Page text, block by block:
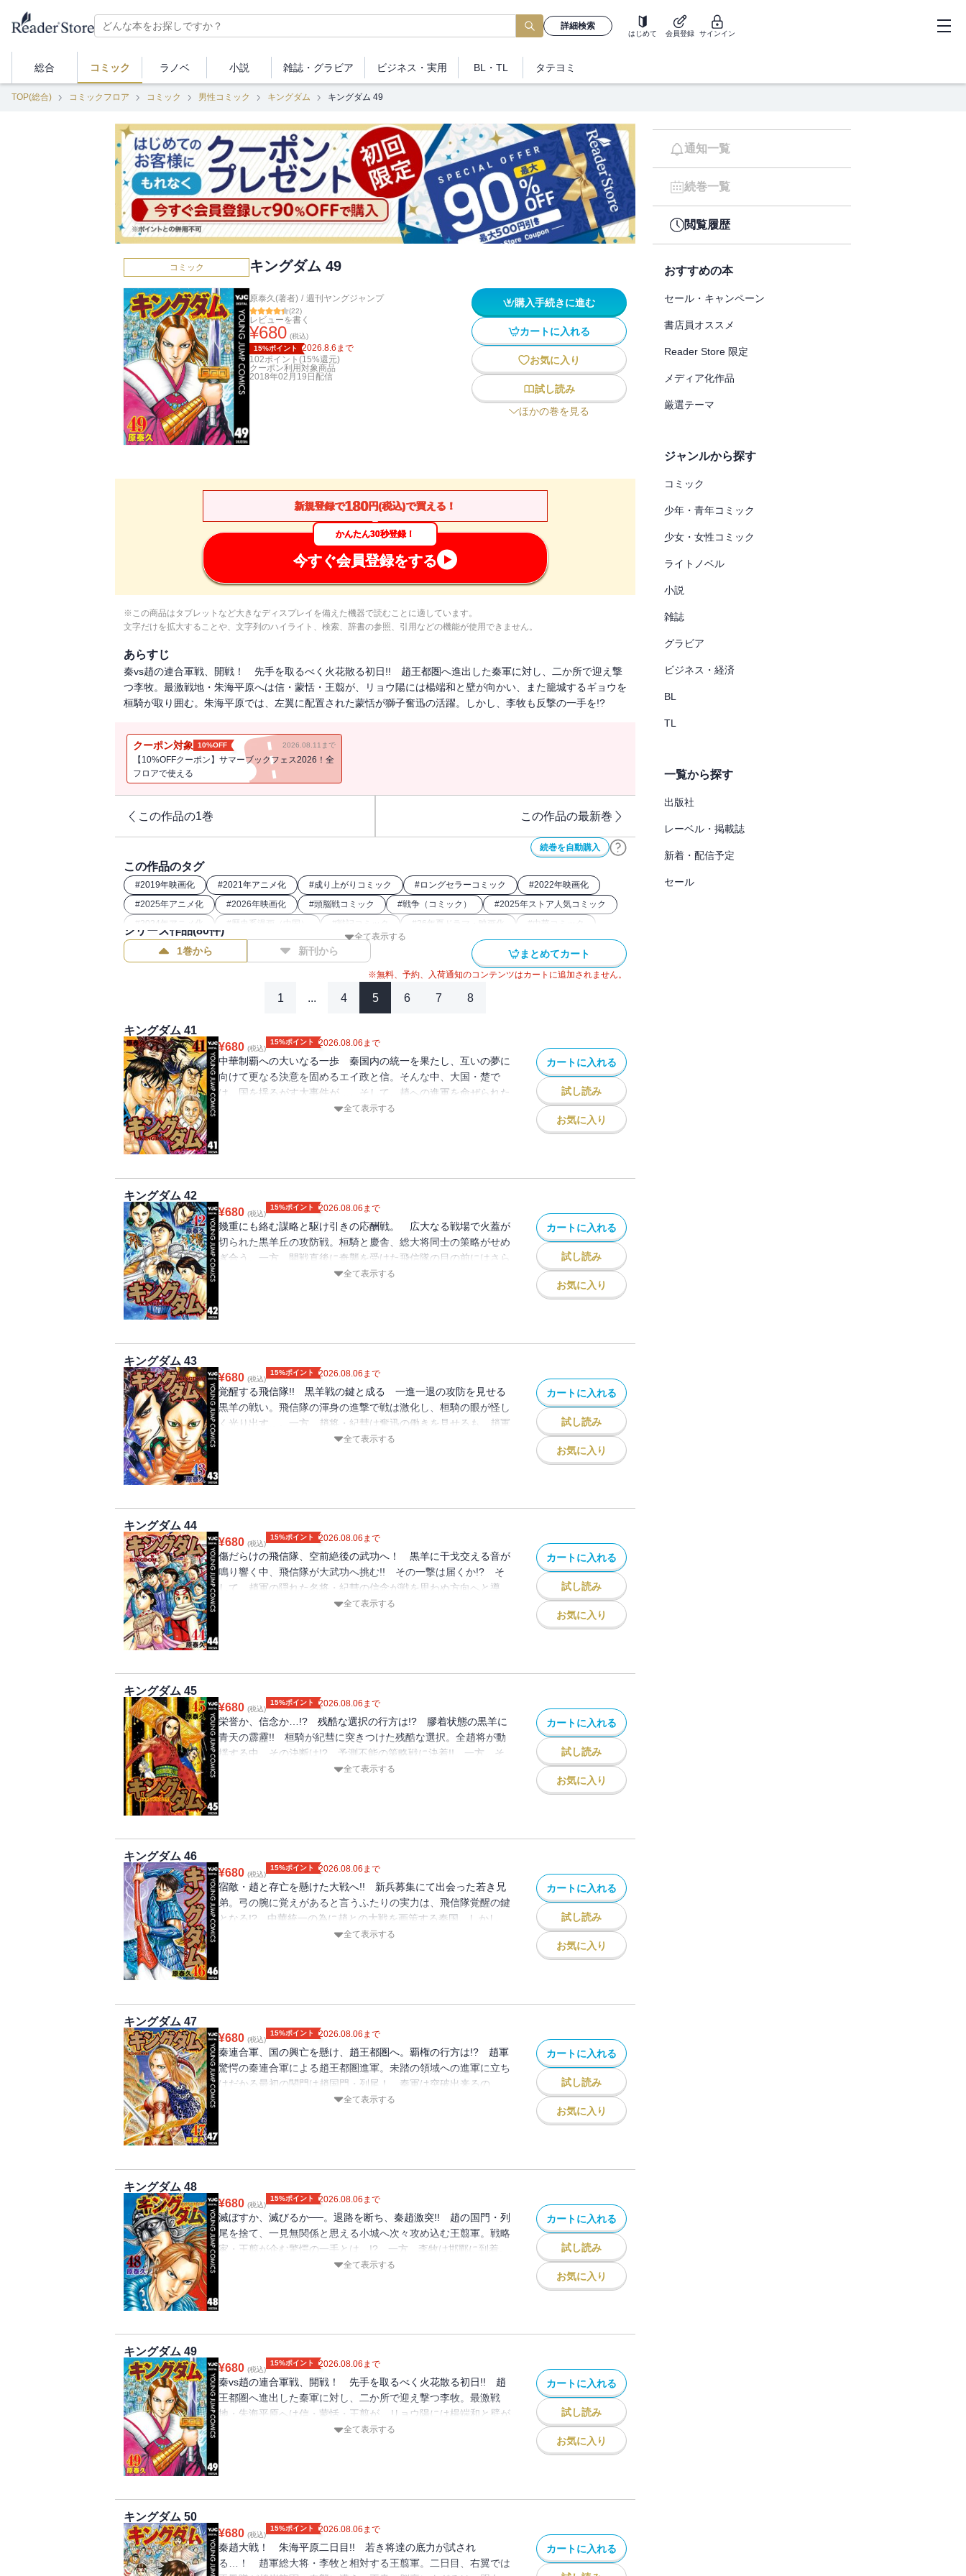
詳細検索
はじめて 会員登録 サインイン
総合 コミック ラノベ 小説 雑誌・ グラビア ビジネス ・実用 BL・TL タテヨミ
TOP(総合) コミックフロア コミック 男性コミック キングダム キングダム 49
コミック キングダム 49
原泰久(著者) / 週刊ヤングジャンプ
(22)
レビューを書く
¥680 (税込)
15%ポイント
2026.8.6 まで
102ポイント(15%還元)
クーポン利用対象商品
2018年02月19日 配信
購入手続きに進む
カートに入れる
お気に入り
試し読み
ほかの巻を見る
新規登録で180円(税込)で買える！
かんたん30秒登録！
今すぐ会員登録をする
※この商品はタブレットなど大きなディスプレイを備えた機器で読むことに適しています。
文字だけを拡大することや、文字列のハイライト、検索、辞書の参照、引用などの機能が使用できません。
あらすじ
秦vs趙の連合軍戦、開戦！ 先手を取るべく火花散る初日!! 趙王都圏へ進出した秦軍に対し、二か所で迎え撃
つ李牧。最激戦地・朱海平原へは信・蒙恬・王翦が、リョウ陽には楊端和と壁が向かい、また籠城するギョウを
桓騎が取り囲む。朱海平原では、左翼に配置された蒙恬が獅子奮迅の活躍。しかし、李牧も反撃の一手を!?
クーポン対象 10%OFF 2026.08.11まで
【10%OFFクーポン】サマーブックフェス2026！全
フロアで使える
この作品の1巻 この作品の最新巻
続巻を自動購入
この作品のタグ
#2019年映画化 #2021年アニメ化 #成り上がりコミック #ロングセラーコミック #2022年映画化
#2025年アニメ化 #2026年映画化 #頭脳戦コミック #戦争（コミック） #2025年ストア人気コミック
#2024年アニメ化 # 歴史系漫画（中国） #戦記コミック #26年夏ドラマ・映画化 # 中華コミック
#2022年アニメ化 #歴史漫画 #2020年アニメ化 # キングダム関連作 #アニメ化
#26年春ドラマ・映画化 #2023年映画化 #2024年映画化
全て表示する
シリーズ作品(80件)
1巻から 新刊から まとめてカート
※無料、予約、入荷通知のコンテンツはカートに追加されません。
1 ... 4 5 6 7 8
キングダム 41
¥680 (税込)
15%ポイント 2026.08.06 まで
中華制覇への大いなる一歩 秦国内の統一を果たし、互いの夢に
向けて更なる決意を固めるエイ政と信。そんな中、大国・楚で
は、国を揺るがす大事件が…。そして、趙への進軍を命ぜられた
飛信隊の目の前に現れた驚愕の友軍とは…!?
全て表示する
カートに入れる
試し読み
お気に入り
キングダム 42
¥680 (税込)
15%ポイント 2026.08.06 まで
幾重にも絡む謀略と駆け引きの応酬戦。 広大なる戦場で火蓋が
切られた黒羊丘の攻防戦。桓騎と慶舎、総大将同士の策略がせめ
ぎ合う。一方、開戦直後に奇襲を受けた飛信隊の目の前にはさら
全て表示する
カートに入れる
試し読み
お気に入り
キングダム 43
¥680 (税込)
15%ポイント 2026.08.06 まで
覚醒する飛信隊!! 黒羊戦の鍵と成る 一進一退の攻防を見せる
黒羊の戦い。飛信隊の渾身の進撃で戦は激化し、桓騎の眼が怪し
く光り出す…。一方、趙将・紀彗は奮迅の働きを見せるも、趙軍
総大将・慶舎が予期せぬ行動に…!! 黒羊中を激熱が包む!!
全て表示する
カートに入れる
試し読み
お気に入り
キングダム 44
¥680 (税込)
15%ポイント 2026.08.06 まで
傷だらけの飛信隊、空前絶後の武功へ！ 黒羊に干戈交える音が
鳴り響く中、飛信隊が大武功へ挑む!! その一撃は届くか!? そ
して、趙軍の隠れた名将・紀彗の信念が戦を思わぬ方向へと導
く!! 沈黙を破った桓騎の奇策が秦趙両軍に巨大な影を落と
全て表示する
カートに入れる
試し読み
お気に入り
キングダム 45
¥680 (税込)
15%ポイント 2026.08.06 まで
栄誉か、信念か…!? 残酷な選択の行方は!? 膠着状態の黒羊に
青天の霹靂!! 桓騎が紀彗に突きつけた残酷な選択。全趙将が動
揺する中、その決断は!? 予測不能の策略戦に決着!! 一方、そ
の模様を見据える者は…!? さらには、咸陽中を騒然とさせる、
全て表示する
カートに入れる
試し読み
お気に入り
キングダム 46
¥680 (税込)
15%ポイント 2026.08.06 まで
宿敵・趙と存亡を懸けた大戦へ!! 新兵募集にて出会った若き兄
弟。弓の腕に覚えがあると言うふたりの実力は、飛信隊覚醒の鍵
となる!? 中華統一の為に趙との大戦を画策する秦国。しかし、
趙宰相・李牧の実力を前に打つ手が見出せない。一大決戦を前に
全て表示する
カートに入れる
試し読み
お気に入り
キングダム 47
¥680 (税込)
15%ポイント 2026.08.06 まで
秦連合軍、国の興亡を懸け、趙王都圏へ。覇権の行方は!? 趙軍
驚愕の秦連合軍による趙王都圏進軍。未踏の領域への進軍に立ち
はだかる最初の関門は趙国門・列尾！ 秦軍は突破出来るの
か…!? さらに今決戦の最大の攻略標的地・ギョウをめぐる王翦
全て表示する
カートに入れる
試し読み
お気に入り
キングダム 48
¥680 (税込)
15%ポイント 2026.08.06 まで
滅ぼすか、滅びるか──。退路を断ち、秦趙激突!! 趙の国門・列
尾を捨て、一見無関係と思える小城へ次々攻め込む王翦軍。戦略
家・王翦が企む驚愕の一手とは…!? 一方、李牧は邯鄲に到着。
秦軍を迎え撃つべく王都を奔走するが…!? 秦趙の行く末を懸け
全て表示する
カートに入れる
試し読み
お気に入り
キングダム 49
¥680 (税込)
15%ポイント 2026.08.06 まで
秦vs趙の連合軍戦、開戦！ 先手を取るべく火花散る初日!! 趙
王都圏へ進出した秦軍に対し、二か所で迎え撃つ李牧。最激戦
地・朱海平原へは信・蒙恬・王翦が、リョウ陽には楊端和と壁が
向かい、また籠城するギョウを桓騎が取り囲む。朱海平原では、
全て表示する
カートに入れる
試し読み
お気に入り
キングダム 50
¥680 (税込)
15%ポイント 2026.08.06 まで
秦趙大戦！ 朱海平原二日目!! 若き将達の底力が試され
る…！ 趙軍総大将・李牧と相対する王翦軍。二日目、右翼では
カートに入れる
通知一覧
続巻一覧
閲覧履歴
おすすめの本
セール・キャンペーン
書店員オススメ
Reader Store 限定
メディア化作品
厳選テーマ
ジャンルから探す
コミック
少年・青年コミック
少女・女性コミック
ライトノベル
小説
雑誌
グラビア
ビジネス・経済
BL
TL
一覧から探す
出版社
レーベル・掲載誌
新着・配信予定
セール